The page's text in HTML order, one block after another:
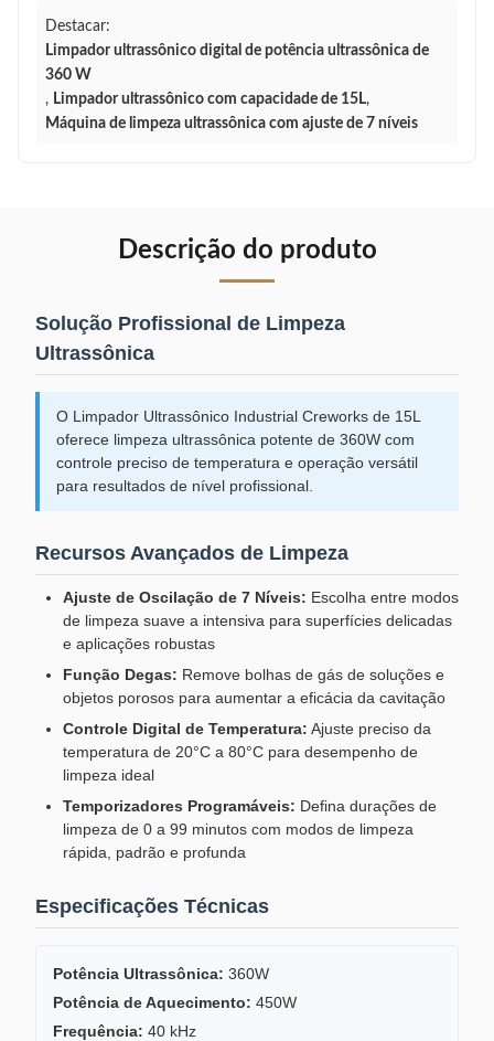
Destacar:
Limpador ultrassônico digital de potência ultrassônica de
360 ​​W
, Limpador ultrassônico com capacidade de 15L,
Máquina de limpeza ultrassônica com ajuste de 7 níveis
Descrição do produto
Solução Profissional de Limpeza
Ultrassônica
O Limpador Ultrassônico Industrial Creworks de 15L
oferece limpeza ultrassônica potente de 360W com
controle preciso de temperatura e operação versátil
para resultados de nível profissional.
Recursos Avançados de Limpeza
Ajuste de Oscilação de 7 Níveis: Escolha entre modos
de limpeza suave a intensiva para superfícies delicadas
e aplicações robustas
Função Degas: Remove bolhas de gás de soluções e
objetos porosos para aumentar a eficácia da cavitação
Controle Digital de Temperatura: Ajuste preciso da
temperatura de 20°C a 80°C para desempenho de
limpeza ideal
Temporizadores Programáveis: Defina durações de
limpeza de 0 a 99 minutos com modos de limpeza
rápida, padrão e profunda
Especificações Técnicas
Potência Ultrassônica: 360W
Potência de Aquecimento: 450W
Frequência: 40 kHz